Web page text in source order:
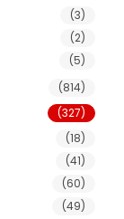
(3)
(2)
(5)
(814)
(327)
(18)
(41)
(60)
(49)